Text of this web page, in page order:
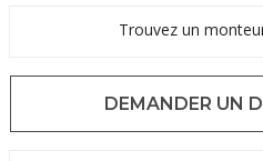
Trouvez un
DEMANDER UN